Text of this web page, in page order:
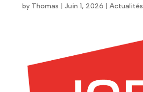
by Thomas Juin 1, 2026 Actualités